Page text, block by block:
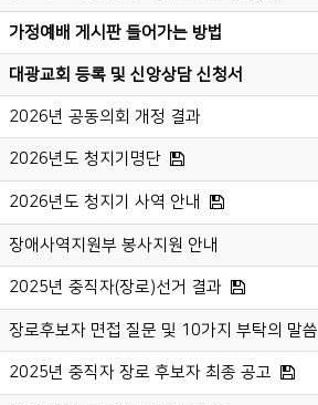
가정예배 게시판 들어가는 방법
대광교회 등록 및 신앙상담 신청서
2026년 공동의회 개정 결과
2026년도 청지기명단
2026년도 청지기 사역 안내
장애사역지원부 봉사지원 안내
2025년 중직자(장로)선거 결과
장로후보자 면접 질문 및 10가지 부탁의 말씀
2025년 중직자 장로 후보자 최종 공고